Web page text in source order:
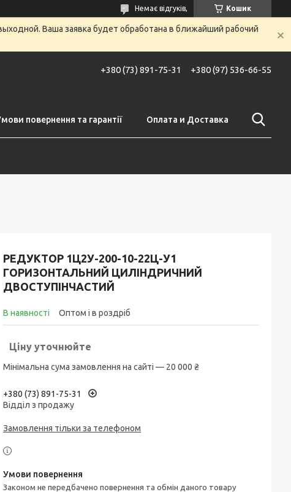
Кошик
Немає відгуків,
Ваша заявка будет обработана в ближайший рабочий
+380 (73) 891-75-31 +380 (97) 536-66-55
повернення та гарантії Оплата и Доставка
РЕДУКТОР 1Ц2У-200-10-22Ц-У1
ГОРИЗОНТАЛЬНИЙ ЦИЛІНДРИЧНИЙ
ДВОСТУПІНЧАСТИЙ
В наявності Оптом і в роздріб
Ціну уточнюйте
Мінімальна сума замовлення на сайті — 20 000 ₴
+380 (73) 891-75-31
Відділ з продажу
Замовлення тільки за телефоном
Законом не передбачено повернення та обмін даного товару